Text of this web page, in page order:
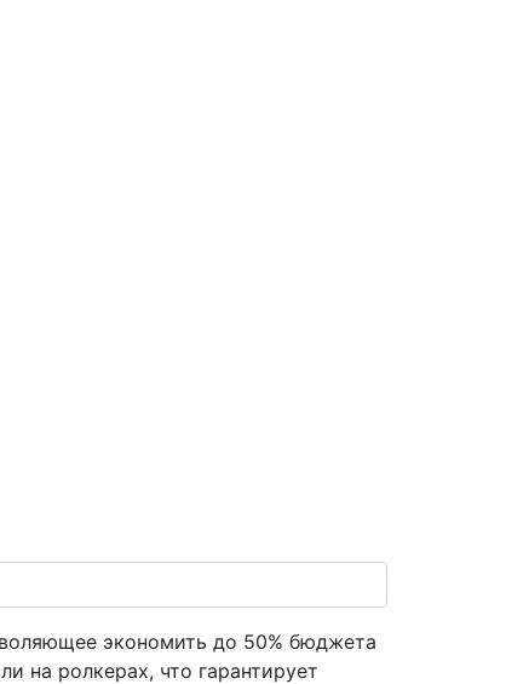
экономить до 50% бюджета
на ролкерах, что гарантирует